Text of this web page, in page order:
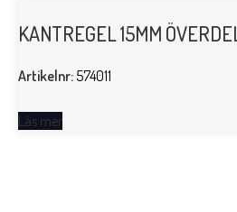
KANTREGEL 15MM ÖVERDEL
Artikelnr: 574011
Läs mer